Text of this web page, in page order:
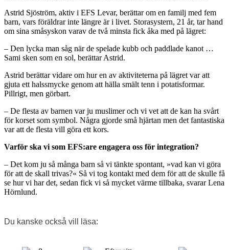
Astrid Sjöström, aktiv i EFS Levar, berättar om en familj med fem
barn, vars föräldrar inte längre är i livet. Storasystern, 21 år, tar hand
om sina småsyskon varav de två minsta fick åka med på lägret:
– Den lycka man såg när de spelade kubb och paddlade kanot …
Sami sken som en sol, berättar Astrid.
Astrid berättar vidare om hur en av aktiviteterna på lägret var att
gjuta ett halssmycke genom att hälla smält tenn i potatisformar.
Pillrigt, men görbart.
– De flesta av barnen var ju muslimer och vi vet att de kan ha svårt
för korset som symbol. Några gjorde små hjärtan men det fantastiska
var att de flesta vill göra ett kors.
Varför ska vi som EFS:are engagera oss för integration?
– Det kom ju så många barn så vi tänkte spontant, »vad kan vi göra
för att de skall trivas?« Så vi tog kontakt med dem för att de skulle få
se hur vi har det, sedan fick vi så mycket värme tillbaka, svarar Lena
Hörnlund.
Du kanske också vill läsa: